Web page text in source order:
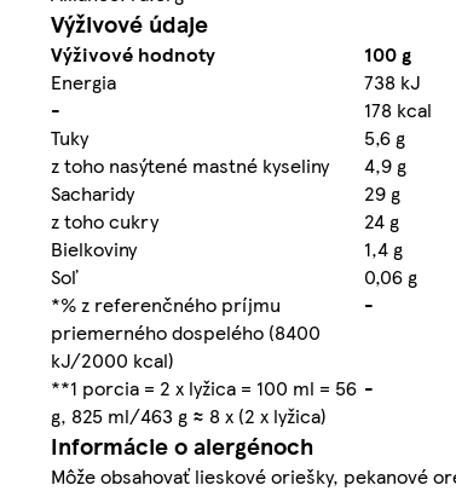
Výživové údaje
Výživové hodnoty 100 g
Energia
738 kJ
-
178 kcal
Tuky
5,6 g
z toho nasýtené mastné kyseliny
4,9 g
Sacharidy
29 g
z toho cukry
24 g
Bielkoviny
1,4 g
Soľ
0,06 g
*% z referenčného príjmu
priemerného dospelého (8400
kJ/2000 kcal)
-
**1 porcia = 2 x lyžica = 100 ml = 56
g, 825 ml/463 g ≈ 8 x (2 x lyžica)
-
Informácie o alergénoch
Môže obsahovať lieskové oriešky, pekanové